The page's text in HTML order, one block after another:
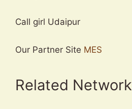
Call girl Udaipur
Our Partner Site MES
Related Network